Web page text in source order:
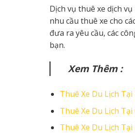
Dịch vụ thuê xe dịch
nhu cầu thuê xe cho
đưa ra yêu cầu, các
bạn.
Xem Thêm :
Thuê Xe Du Lịch
Thuê Xe Du Lịch
Thuê Xe Du Lịch